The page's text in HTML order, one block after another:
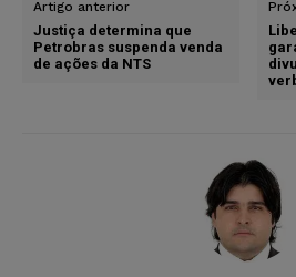
Artigo anterior
Justiça determina que
Petrobras suspenda venda
de ações da NTS